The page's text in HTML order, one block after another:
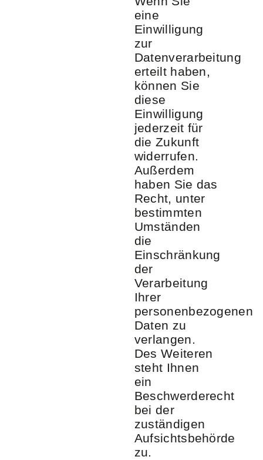
eine
Einwilligung
zur
Datenverarbeitung
erteilt haben,
können Sie
diese
Einwilligung
jederzeit für
die Zukunft
widerrufen.
Außerdem
haben Sie das
Recht, unter
bestimmten
Umständen
die
Einschränkung
der
Verarbeitung
Ihrer
personenbezogenen
Daten zu
verlangen.
Des Weiteren
steht Ihnen
ein
Beschwerderecht
bei der
zuständigen
Aufsichtsbehörde
zu.